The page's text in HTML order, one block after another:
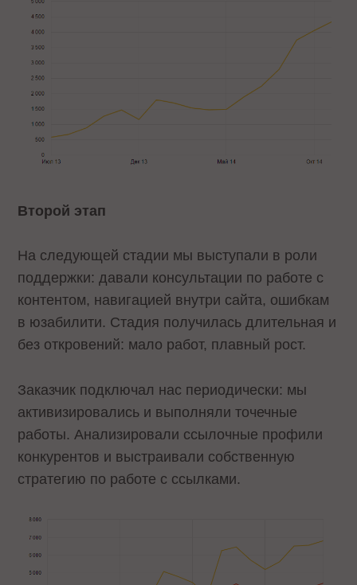
Второй этап
На следующей стадии мы выступали в роли
поддержки: давали консультации по работе с
контентом, навигацией внутри сайта, ошибкам
в юзабилити. Стадия получилась длительная и
без откровений: мало работ, плавный рост.
Заказчик подключал нас периодически: мы
активизировались и выполняли точечные
работы. Анализировали ссылочные профили
конкурентов и выстраивали собственную
стратегию по работе с ссылками.